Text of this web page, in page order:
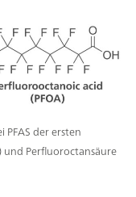
der ersten
und Perfluoroctansäure